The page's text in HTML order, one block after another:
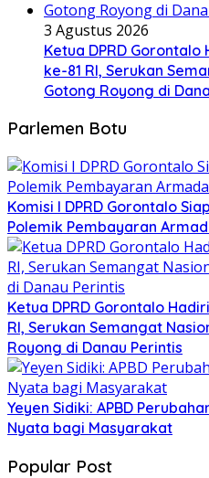
3 Agustus 2026
Ketua DPRD Gorontalo
ke-81 RI, Serukan
Gotong Royong di
Parlemen Botu
Komisi I DPRD Gorontalo
Polemik Pembayaran
Ketua DPRD Gorontalo
RI, Serukan Semangat
Royong di Danau Perintis
Yeyen Sidiki: APBD
Nyata bagi Masyarakat
Popular Post